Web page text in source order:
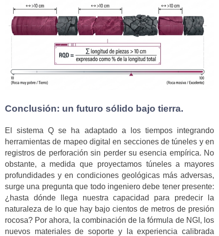
Conclusión: un futuro sólido bajo tierra.
El sistema Q se ha adaptado a los tiempos integrando
herramientas de mapeo digital en secciones de túneles y en
registros de perforación sin perder su esencia empírica. No
obstante, a medida que proyectamos túneles a mayores
profundidades y en condiciones geológicas más adversas,
surge una pregunta que todo ingeniero debe tener presente:
¿hasta dónde llega nuestra capacidad para predecir la
naturaleza de lo que hay bajo cientos de metros de presión
rocosa? Por ahora, la combinación de la fórmula de NGI, los
nuevos materiales de soporte y la experiencia calibrada